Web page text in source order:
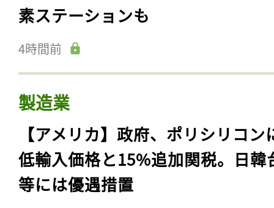
素ステーションも
4時間前
製造業
【アメリカ】政府、ポリシリコン
低輸入価格と15%追加関税。日韓
等には優遇措置